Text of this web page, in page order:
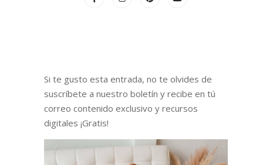
Si te gusto esta entrada, no te olvides de
suscríbete a nuestro boletín y recibe en tú
correo contenido exclusivo y recursos
digitales ¡Gratis!